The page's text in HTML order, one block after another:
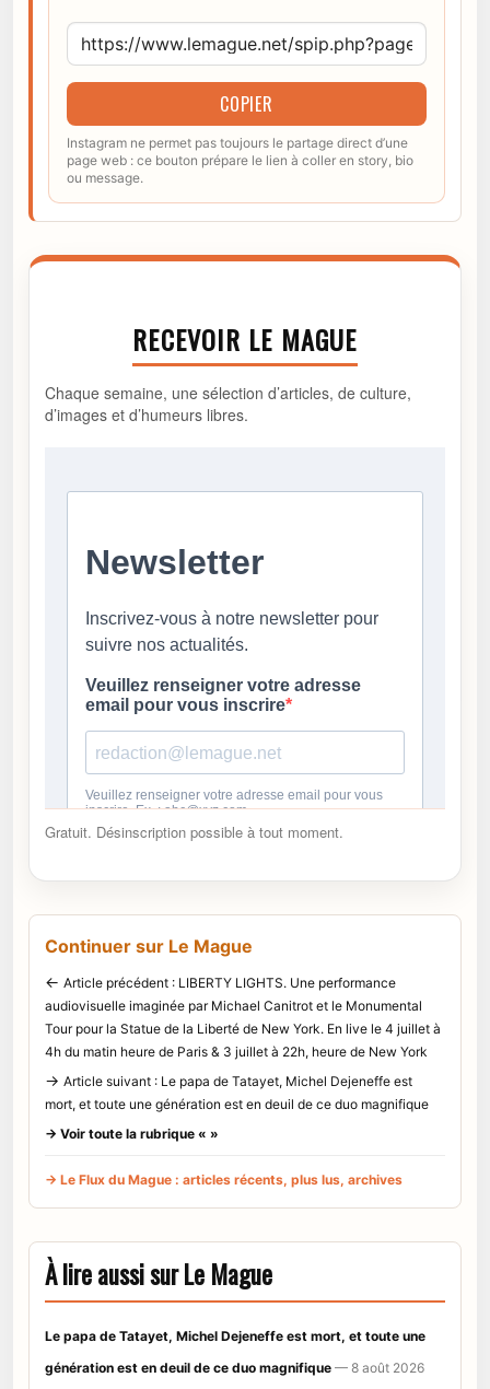
COPIER
Instagram ne permet pas toujours le partage direct d’une
page web : ce bouton prépare le lien à coller en story, bio
ou message.
RECEVOIR LE MAGUE
Chaque semaine, une sélection d’articles, de culture,
d’images et d’humeurs libres.
Gratuit. Désinscription possible à tout moment.
Continuer sur Le Mague
← Article précédent : LIBERTY LIGHTS. Une performance
audiovisuelle imaginée par Michael Canitrot et le Monumental
Tour pour la Statue de la Liberté de New York. En live le 4 juillet à
4h du matin heure de Paris & 3 juillet à 22h, heure de New York
→ Article suivant : Le papa de Tatayet, Michel Dejeneffe est
mort, et toute une génération est en deuil de ce duo magnifique
→ Voir toute la rubrique « »
→ Le Flux du Mague : articles récents, plus lus, archives
À lire aussi sur Le Mague
Le papa de Tatayet, Michel Dejeneffe est mort, et toute une
génération est en deuil de ce duo magnifique — 8 août 2026